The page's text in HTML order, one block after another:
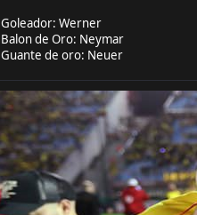
Goleador: Werner
Balon de Oro: Neymar
Guante de oro: Neuer